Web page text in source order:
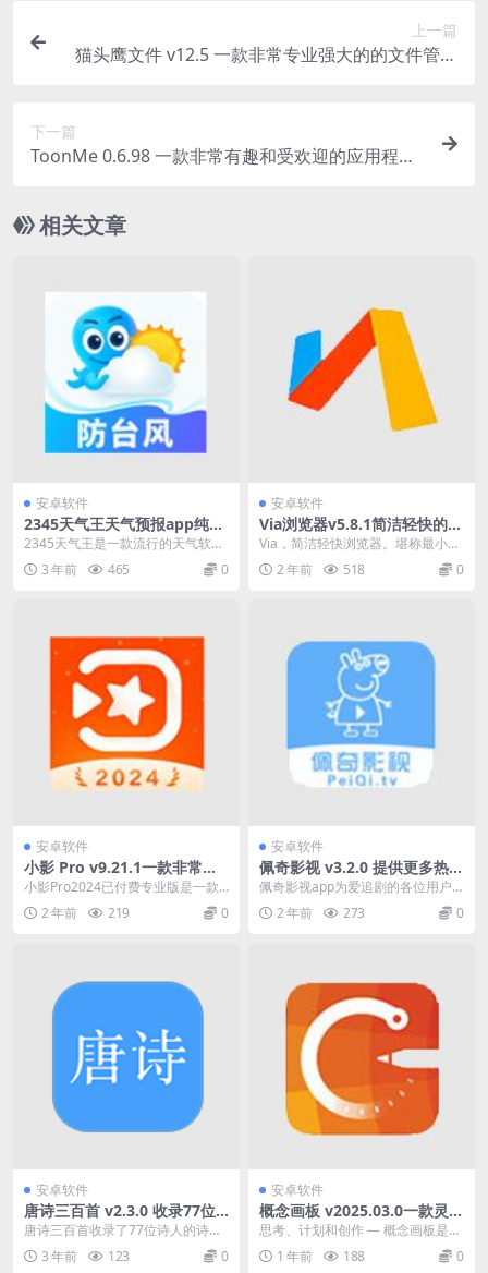
上一篇
猫头鹰文件 v12.5 一款非常专业强大的的文件管理
下一篇
ToonMe 0.6.98 一款非常有趣和受欢迎的应用程序
相关文章
安卓软件
2345天气王天气预报app纯净
版v10.8.0.1，一款流行的天气
2345天气王是一款流行的天气软
件，可以查看每天的天气情况。 软
件还具有实时天气...
3 年前 465 0
安卓软件
Via浏览器v5.8.1简洁轻快的浏
览器，无广告、简约、强大，
Via，简洁轻快浏览器。堪称最小巧
最强安卓极简浏览器，纯净无广
告、界面简约、功能...
2 年前 518 0
安卓软件
小影 Pro v9.21.1一款非常好
用的手机剪辑软件
小影Pro2024已付费专业版是一款
非常好用的手机剪辑软件，拥有对
视频处理相关的...
2 年前 219 0
安卓软件
佩奇影视 v3.2.0 提供更多热门
和最新的影视资源免费版
佩奇影视app为爱追剧的各位用户
提供更多热门和最新的影视资源，
在线视频的播放很流...
2 年前 273 0
安卓软件
唐诗三百首 v2.3.0 收录77位
诗人的诗，共311首，解锁会
唐诗三百首收录了77位诗人的诗，
共311首(也含唐诗三百首赏析)，在
数量以杜甫诗...
3 年前 123 0
安卓软件
概念画板 v2025.03.0一款灵活
的矢量素描本解锁高级版
思考、计划和创作 — 概念画板是一
款灵活的矢量素描本，在这里，您
可以将自己的想法...
1 年前 188 0